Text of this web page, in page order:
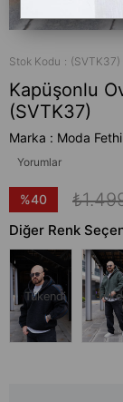
Stok Kodu (SVTK37)
Kapüşonlu
(SVTK37)
Marka : Moda Fethi
Yorumlar
%40
İndirim
Diğer Renk
Tükendi